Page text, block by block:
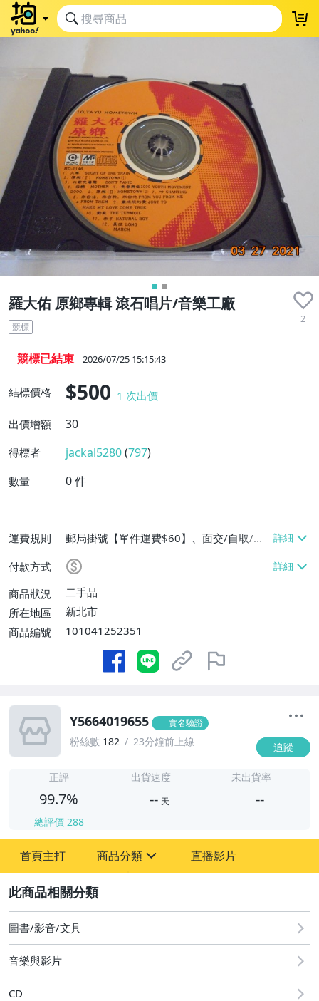
羅大佑 原鄉專輯 滾石唱片/音樂工廠
2
競標
競標已結束 2026/07/25 15:15:43
結標價格 $500 1 次出價
出價增額
30
得標者 jackal5280(797)
數量 0件
運費規則
郵局掛號【單件運費$60】、面交/自取/不
寄送【免運費】
付款方式
商品狀況
二手品
所在地區
新北市
商品編號
101041252351
Y5664019655 實名驗證
粉絲數 182 23分鐘前上線 追蹤
正評
99.7%
總評價 288
出貨速度
-- 天
未出貨率
--
首頁主打 商品分類
圖書/影音/文具
直播影片
圖書/影音/文具
音樂與影片
CD